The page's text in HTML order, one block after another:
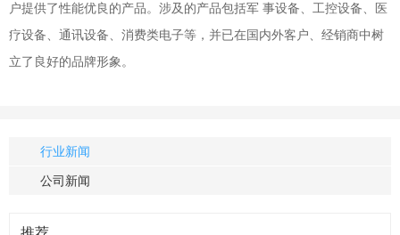
户提供了性能优良的产品。涉及的产品包括军 事设备、工控设备、医
疗设备、通讯设备、消费类电子等，并已在国内外客户、经销商中树
立了良好的品牌形象。
行业新闻
公司新闻